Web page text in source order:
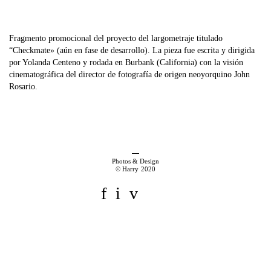
Fragmento promocional del proyecto del largometraje titulado
“Checkmate» (aún en fase de desarrollo). La pieza fue escrita y dirigida
por Yolanda Centeno y rodada en Burbank (California) con la visión
cinematográfica del director de fotografía de origen neoyorquino John
Rosario.
Photos & Design
© Harry 2020
f i v